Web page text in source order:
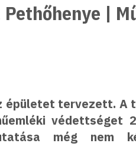
|
épületet tervezett. A
védettséget
még nem